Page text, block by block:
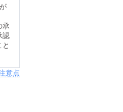
正
席
ら
み
く
が
承
認
意点